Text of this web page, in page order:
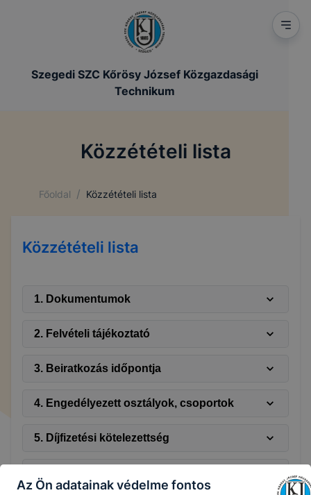
Szegedi SZC Kőrösy József Közgazdasági
Technikum
Közzétételi lista
Főoldal / Közzétételi lista
Közzétételi lista
1. Dokumentumok
2. Felvételi tájékoztató
3. Beiratkozás időpontja
4. Engedélyezett osztályok, csoportok
5. Díjfizetési kötelezettség
Az Ön adatainak védelme fontos